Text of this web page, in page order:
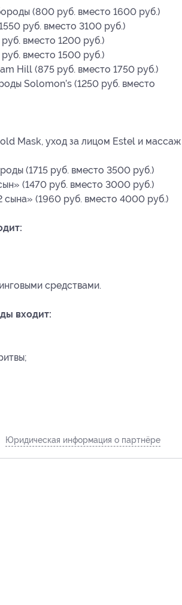
(800 руб. вместо 1600 руб.)
руб. вместо 3100 руб.)
вместо 1200 руб.)
вместо 1500 руб.)
Hill (875 руб. вместо 1750 руб.)
Solomon’s (1250 руб. вместо
Mask, уход за лицом Estel и массаж
(1715 руб. вместо 3500 руб.)
(1470 руб. вместо 3000 руб.)
сына» (1960 руб. вместо 4000 руб.)
средствами.
входит:
Юридическая информация о партнёре